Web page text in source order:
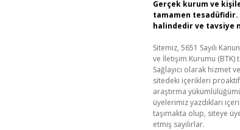
Gerçek kurum ve
tamamen
halindedir ve tavsiye
Sitemiz, 5651 Sayılı
ve İletişim Kurumu (BTK)
Sağlayıcı olarak hizmet
sitedeki içerikleri
araştırma
üyelerimiz yazdıkları
taşımakta olup, siteye
etmiş sayılırlar.